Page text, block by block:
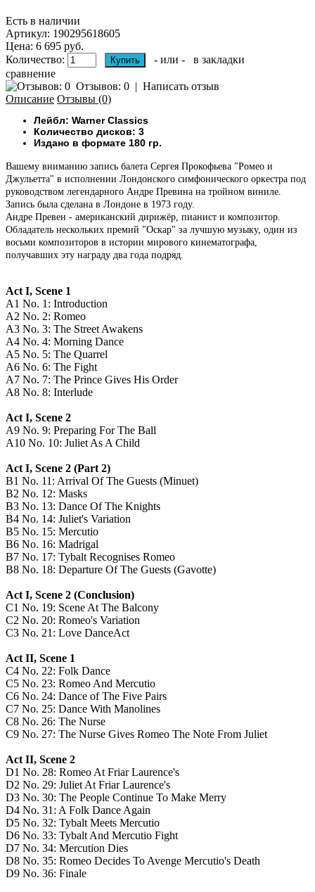
Есть в наличии
Артикул: 190295618605
Цена: 6 695 руб.
Количество:
- или -
в закладки
сравнение
Отзывов: 0 | Написать отзыв
Описание Отзывы (0)
Лейбл: Warner Classics
Количество дисков: 3
Издано в формате 180 гр.
Вашему вниманию запись балета Сергея Прокофьева "Ромео и
Джульетта" в исполнении Лондонского симфонического оркестра под
руководством легендарного Андре Превина на тройном виниле.
Запись была сделана в Лондоне в 1973 году.
Андрe Превен - американский дирижёр, пианист и композитор.
Обладатель нескольких премий "Оскар" за лучшую музыку, один из
восьми композиторов в истории мирового кинематографа,
получавших эту награду два года подряд.
Act I, Scene 1
A1 No. 1: Introduction
A2 No. 2: Romeo
A3 No. 3: The Street Awakens
A4 No. 4: Morning Dance
A5 No. 5: The Quarrel
A6 No. 6: The Fight
A7 No. 7: The Prince Gives His Order
A8 No. 8: Interlude
Act I, Scene 2
A9 No. 9: Preparing For The Ball
A10 No. 10: Juliet As A Child
Act I, Scene 2 (Part 2)
B1 No. 11: Arrival Of The Guests (Minuet)
B2 No. 12: Masks
B3 No. 13: Dance Of The Knights
B4 No. 14: Juliet's Variation
B5 No. 15: Mercutio
B6 No. 16: Madrigal
B7 No. 17: Tybalt Recognises Romeo
B8 No. 18: Departure Of The Guests (Gavotte)
Act I, Scene 2 (Conclusion)
C1 No. 19: Scene At The Balcony
C2 No. 20: Romeo's Variation
C3 No. 21: Love DanceAct
Act II, Scene 1
C4 No. 22: Folk Dance
C5 No. 23: Romeo And Mercutio
C6 No. 24: Dance of The Five Pairs
C7 No. 25: Dance With Manolines
C8 No. 26: The Nurse
C9 No. 27: The Nurse Gives Romeo The Note From Juliet
Act II, Scene 2
D1 No. 28: Romeo At Friar Laurence's
D2 No. 29: Juliet At Friar Laurence's
D3 No. 30: The People Continue To Make Merry
D4 No. 31: A Folk Dance Again
D5 No. 32: Tybalt Meets Mercutio
D6 No. 33: Tybalt And Mercutio Fight
D7 No. 34: Mercution Dies
D8 No. 35: Romeo Decides To Avenge Mercutio's Death
D9 No. 36: Finale